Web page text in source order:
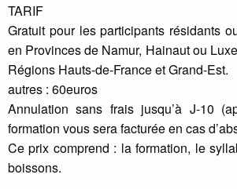
TARIF
Gratuit pour les participants résidants
en Provinces de Namur, Hainaut ou
Régions Hauts-de-France et Grand-Est.
autres : 60euros
Annulation sans frais jusqu’à J-10
formation vous sera facturée en cas
Ce prix comprend : la formation, le
boissons.